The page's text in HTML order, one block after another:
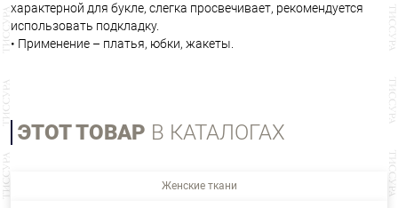
характерной для букле, слегка просвечивает, рекомендуется
использовать подкладку.
• Применение – платья, юбки, жакеты.
ЭТОТ ТОВАР В КАТАЛОГАХ
Женские ткани